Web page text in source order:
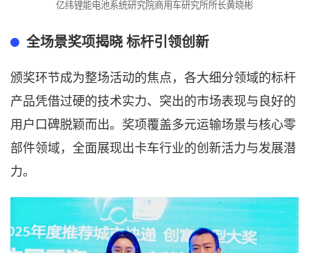
亿纬锂能电池系统研究院商用车研究所所长黄晓彬
全场景奖项揭晓 标杆引领创新
颁奖环节成为整场活动的焦点，各大细分领域的标杆
产品凭借过硬的技术实力、突出的市场表现与良好的
用户口碑脱颖而出。奖项覆盖多元运输场景与核心零
部件领域，全面展现出卡车行业的创新活力与发展潜
力。